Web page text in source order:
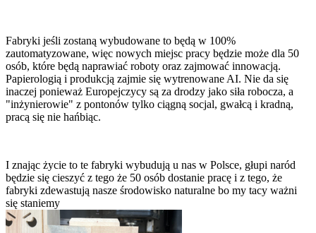
Fabryki jeśli zostaną wybudowane to będą w 100%
zautomatyzowane, więc nowych miejsc pracy będzie może dla 50
osób, które będą naprawiać roboty oraz zajmować innowacją.
Papierologią i produkcją zajmie się wytrenowane AI. Nie da się
inaczej ponieważ Europejczycy są za drodzy jako siła robocza, a
"inżynierowie" z pontonów tylko ciągną socjal, gwałcą i kradną,
pracą się nie hańbiąc.
I znając życie to te fabryki wybudują u nas w Polsce, głupi naród
będzie się cieszyć z tego że 50 osób dostanie pracę i z tego, że
fabryki zdewastują nasze środowisko naturalne bo my tacy ważni
się staniemy